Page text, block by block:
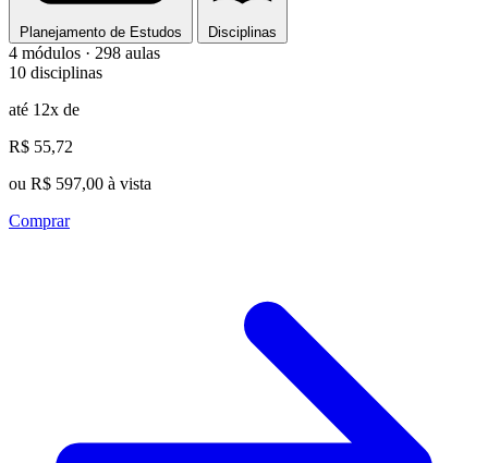
Planejamento de Estudos Disciplinas
4 módulos · 298 aulas
10 disciplinas
até 12x de
R$ 55,72
ou R$ 597,00 à vista
Comprar